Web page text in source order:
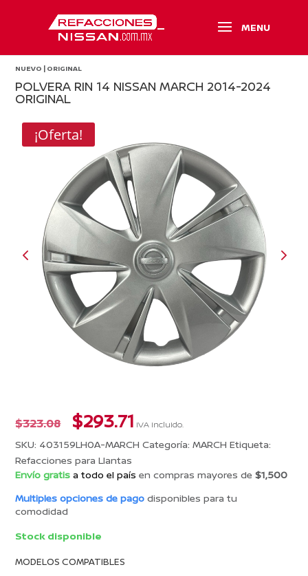
NUEVO | ORIGINAL
POLVERA RIN 14 NISSAN MARCH 2014-2024
ORIGINAL
¡Oferta!
$323.08 El
precio
original
era:
$323.08.
$293.71El
precio
actual
es:
$293.71.
IVA incluido.
SKU: 403159LH0A-MARCH Categoría:MARCH Etiqueta:
Refacciones para Llantas
Envío gratis a todo el paísen compras mayores de$1,500
Multiples opciones de pagodisponibles para tu
comodidad
Stock disponible
MODELOS COMPATIBLES